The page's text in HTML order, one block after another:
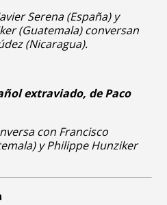
Serena (España) y
(Guatemala) conversan
(Nicaragua).
extraviado, de Paco
con Francisco
y Philippe Hunziker